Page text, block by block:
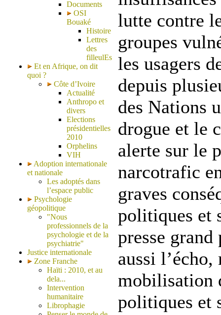
Documents
OSI
Bouaké
Histoire
Lettres
des
filleulEs
Et en Afrique, on dit
quoi ?
Côte d’Ivoire
Actualité
Anthropo et
divers
Elections
présidentielles
2010
Orphelins
VIH
Adoption internationale
et nationale
Les adoptés dans
l’espace public
Psychologie
géopolitique
"Nous
professionnels de la
psychologie et de la
psychiatrie"
Justice internationale
Zone Franche
Haïti : 2010, et au
dela...
Intervention
humanitaire
Librophagie
lutte contre
groupes
les usagers
depuis
des Nations
drogue et le
alerte sur le
narcotrafic
graves
politiques et
presse
aussi l’écho,
mobilisation
politiques et